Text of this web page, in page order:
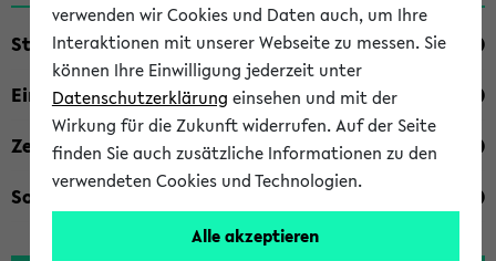
Studienfach
Einrichtung
Zeiten
Sonstiges
verwenden wir Cookies und Daten auch, um Ihre
Interaktionen mit unserer Webseite zu messen. Sie
können Ihre Einwilligung jederzeit unter
Datenschutzerklärung einsehen und mit der
Wirkung für die Zukunft widerrufen. Auf der Seite
finden Sie auch zusätzliche Informationen zu den
verwendeten Cookies und Technologien.
Alle akzeptieren